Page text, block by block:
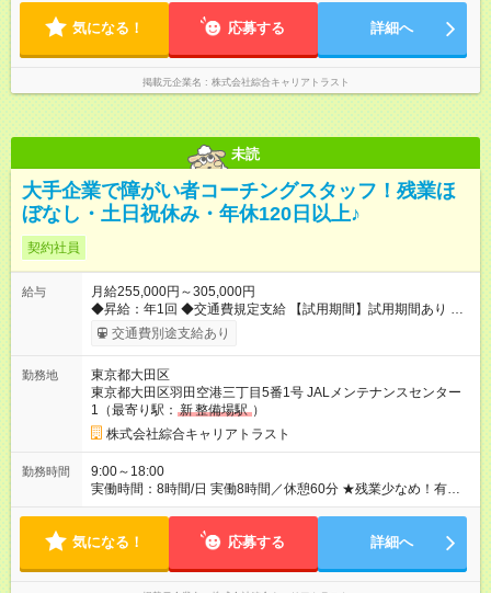
気になる！ 応募する 詳細へ
掲載元企業名 株式会社綜合キャリアトラスト
未読
大手企業で障がい者コーチングスタッフ！残業ほ
ぼなし・土日祝休み・年休120日以上♪
契約社員
給与
月給255,000円～305,000円
◆昇給：年1回 ◆交通費規定支給 【試用期間】試用期間あり 試用
期間の長さ：3ヶ月 雇用形態、給与は本採用時と同じです。
交通費別途支給あり
勤務地
東京都大田区
東京都大田区羽田空港三丁目5番1号 JALメンテナンスセンター
1（最寄り駅： 新整備場駅 ）
株式会社綜合キャリアトラスト
勤務時間
9:00～18:00
実働時間：8時間/日 実働8時間／休憩60分 ★残業少なめ！有給
も基本取りやすいので、プライベートも充実♪
気になる！ 応募する 詳細へ